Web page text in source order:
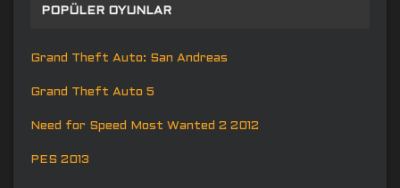
POPÜLER OYUNLAR
Grand Theft Auto: San Andreas
Grand Theft Auto 5
Need for Speed Most Wanted 2 2012
PES 2013